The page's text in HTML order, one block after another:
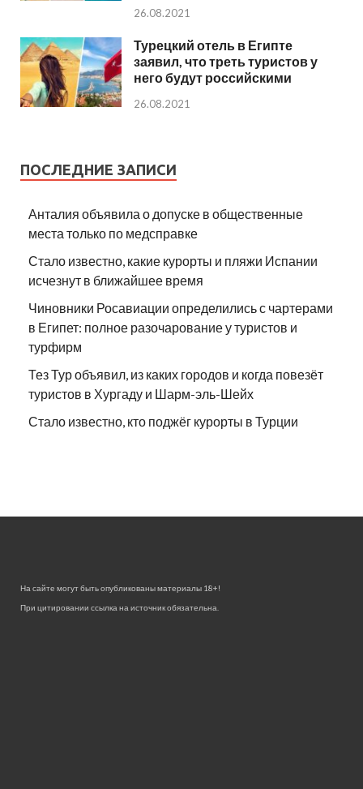
26.08.2021
Турецкий отель в Египте
заявил, что треть туристов у
него будут российскими
26.08.2021
ПОСЛЕДНИЕ ЗАПИСИ
Анталия объявила о допуске в общественные
места только по медсправке
Стало известно, какие курорты и пляжи Испании
исчезнут в ближайшее время
Чиновники Росавиации определились с чартерами
в Египет: полное разочарование у туристов и
турфирм
Тез Тур объявил, из каких городов и когда повезёт
туристов в Хургаду и Шарм-эль-Шейх
Стало известно, кто поджёг курорты в Турции
На сайте могут быть опубликованы материалы 18+!
При цитировании ссылка на источник обязательна.